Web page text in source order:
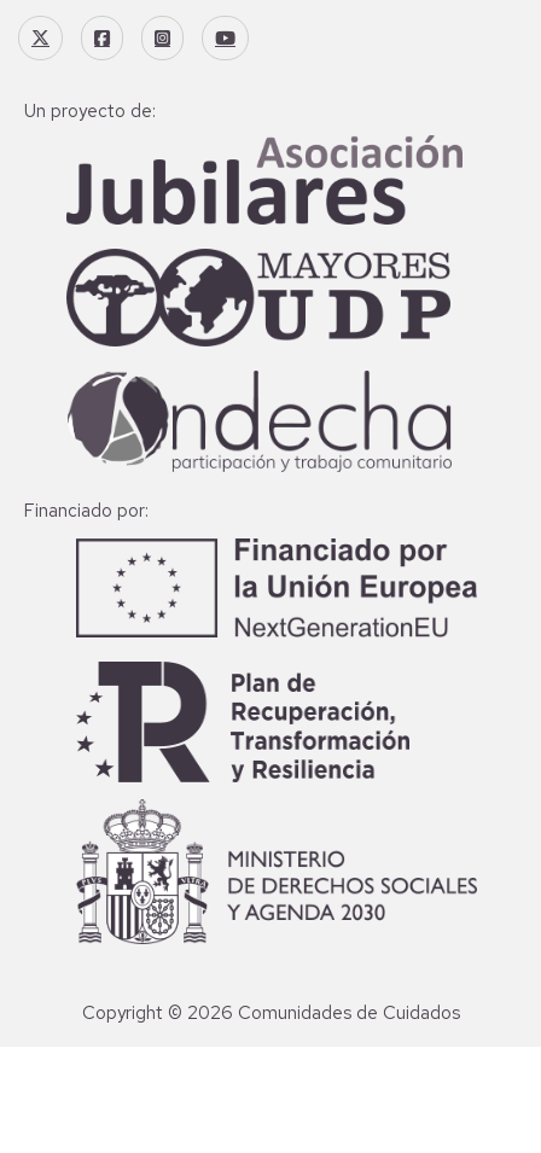
Un proyecto de:
Financiado por:
Copyright © 2026 Comunidades de Cuidados